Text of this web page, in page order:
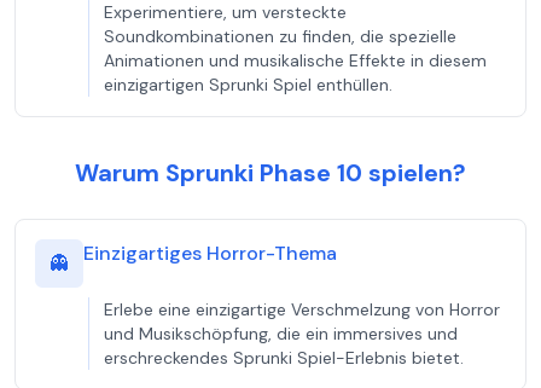
Experimentiere, um versteckte
Soundkombinationen zu finden, die spezielle
Animationen und musikalische Effekte in diesem
einzigartigen Sprunki Spiel enthüllen.
Warum Sprunki Phase 10 spielen?
👻 Einzigartiges Horror-Thema
Erlebe eine einzigartige Verschmelzung von Horror
und Musikschöpfung, die ein immersives und
erschreckendes Sprunki Spiel-Erlebnis bietet.